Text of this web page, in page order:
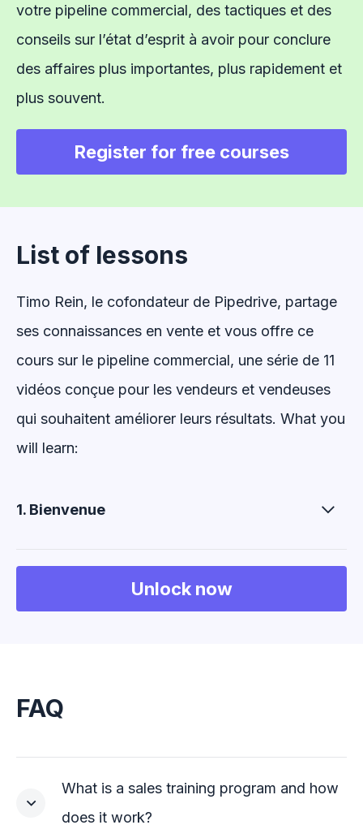
votre pipeline commercial, des tactiques et des
conseils sur l’état d’esprit à avoir pour conclure
des affaires plus importantes, plus rapidement et
plus souvent.
Register for free courses
List of lessons
Timo Rein, le cofondateur de Pipedrive, partage
ses connaissances en vente et vous offre ce
cours sur le pipeline commercial, une série de 11
vidéos conçue pour les vendeurs et vendeuses
qui souhaitent améliorer leurs résultats. What you
will learn:
1. Bienvenue
Unlock now
FAQ
What is a sales training program and how
does it work?